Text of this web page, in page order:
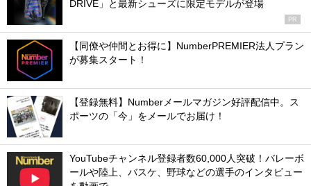
DRIVE」と最新シューズに限定モデルが登場
PR
【同僚や仲間とお得に】NumberPREMIER法人プラン
が募集スタート！
【登録無料】Numberメールマガジン好評配信中。ス
ポーツの「今」をメールでお届け！
YouTubeチャンネル登録者数60,000人突破！バレーボ
ールや陸上、バスケ、野球などの選手のインタビュー